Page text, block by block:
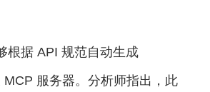
根据 API 规范自动生成
服务器。分析师指出，此